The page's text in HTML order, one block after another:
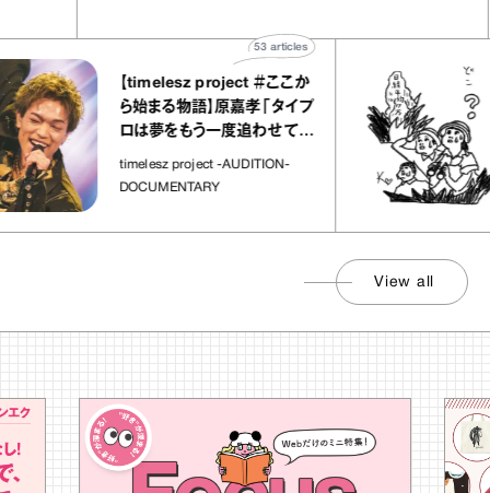
【timelesz project ＃ここか
ら始まる物語】原嘉孝「タイプ
ロは夢をもう一度追わせてく
れた場所」
timelesz project -AUDITION-
DOCUMENTARY
articles
View all